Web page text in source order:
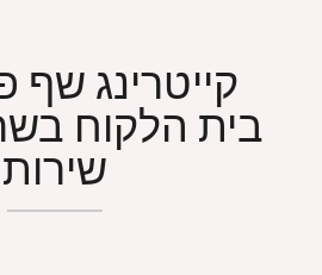
קייטרינג שף
בית הלקוח
שירות